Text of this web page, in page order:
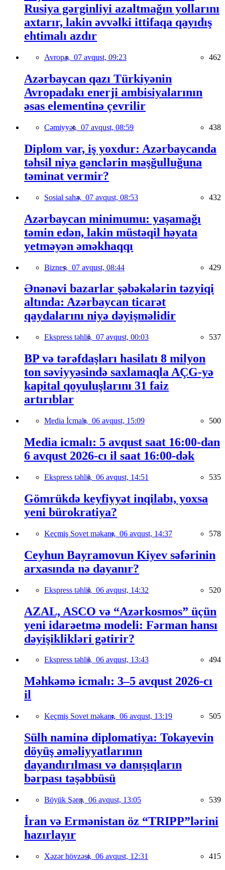
Rusiya gərginliyi azaltmağın yollarını
axtarır, lakin əvvəlki ittifaqa qayıdış
ehtimalı azdır
Avropa, 07 avqust, 09:23 462
Azərbaycan qazı Türkiyənin
Avropadakı enerji ambisiyalarının
əsas elementinə çevrilir
Cəmiyyət, 07 avqust, 08:59 438
Diplom var, iş yoxdur: Azərbaycanda
təhsil niyə gənclərin məşğulluğuna
təminat vermir?
Sosial sahə, 07 avqust, 08:53 432
Azərbaycan minimumu: yaşamağı
təmin edən, lakin müstəqil həyata
yetməyən əməkhaqqı
Biznes, 07 avqust, 08:44 429
Ənənəvi bazarlar şəbəkələrin təzyiqi
altında: Azərbaycan ticarət
qaydalarını niyə dəyişməlidir
Ekspress təhlil, 07 avqust, 00:03 537
BP və tərəfdaşları hasilatı 8 milyon
ton səviyyəsində saxlamaqla AÇG-yə
kapital qoyuluşlarını 31 faiz
artırıblar
Media İcmalı, 06 avqust, 15:09 500
Media icmalı: 5 avqust saat 16:00-dan
6 avqust 2026-cı il saat 16:00-dək
Ekspress təhlil, 06 avqust, 14:51 535
Gömrükdə keyfiyyət inqilabı, yoxsa
yeni bürokratiya?
Keçmiş Sovet məkanı, 06 avqust, 14:37 578
Ceyhun Bayramovun Kiyev səfərinin
arxasında nə dayanır?
Ekspress təhlil, 06 avqust, 14:32 520
AZAL, ASCO və “Azərkosmos” üçün
yeni idarəetmə modeli: Fərman hansı
dəyişiklikləri gətirir?
Ekspress təhlil, 06 avqust, 13:43 494
Məhkəmə icmalı: 3–5 avqust 2026-cı
il
Keçmiş Sovet məkanı, 06 avqust, 13:19 505
Sülh naminə diplomatiya: Tokayevin
döyüş əməliyyatlarının
dayandırılması və danışıqların
bərpası təşəbbüsü
Böyük Şərq, 06 avqust, 13:05 539
İran və Ermənistan öz “TRIPP”lərini
hazırlayır
Xəzər hövzəsi, 06 avqust, 12:31 415